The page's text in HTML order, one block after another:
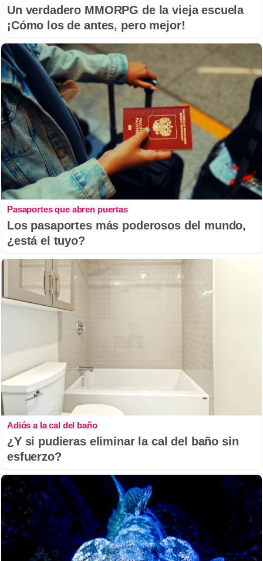
Un verdadero MMORPG de la vieja escuela
¡Cómo los de antes, pero mejor!
Pasaportes que abren puertas
Los pasaportes más poderosos del mundo,
¿está el tuyo?
Adiós a la cal del baño
¿Y si pudieras eliminar la cal del baño sin
esfuerzo?